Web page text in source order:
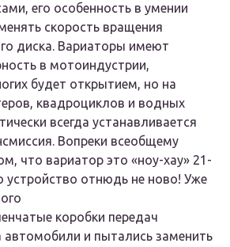
его особенность в умении
скорость вращения
диска. Вариаторы имеют
в мотоиндустрии,
будет открытием, но на
квадроциклов и водных
всегда устанавливается
Вопреки всеобщему
что вариатор это «ноу-хау» 21-
устройство отнюдь не ново! Уже
коробки передач
автомобили и пытались заменить